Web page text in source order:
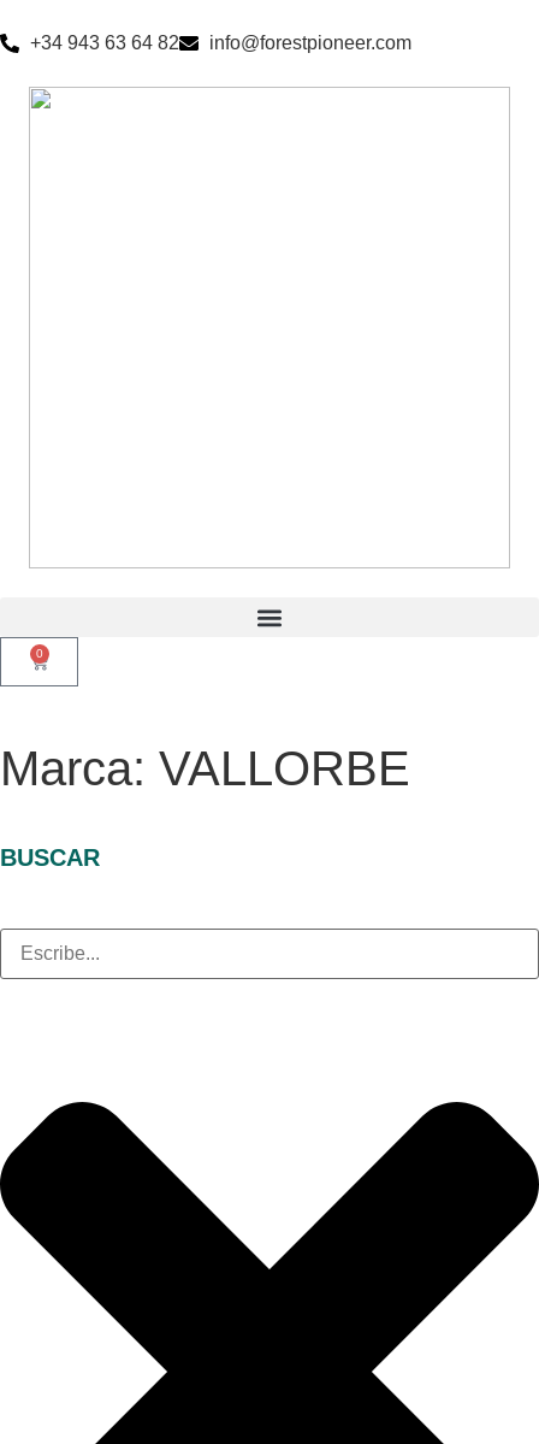
+34 943 63 64 82 info@forestpioneer.com
0
Marca: VALLORBE
BUSCAR